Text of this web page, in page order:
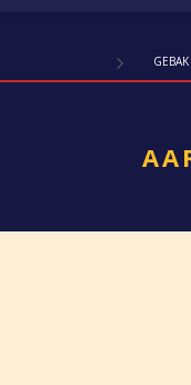
GEBAK